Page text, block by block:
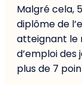
Malgré cela,
diplôme de
atteignant le
d’emploi
plus de 7